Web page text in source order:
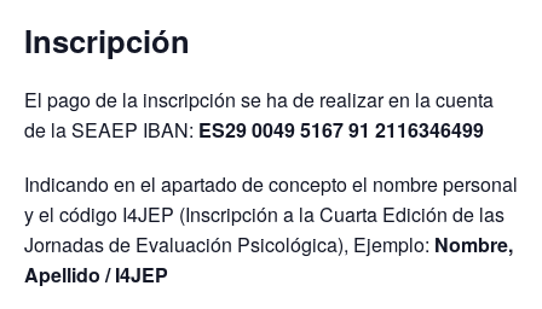
Inscripción
El pago de la inscripción se ha de realizar en la cuenta
de la SEAEP IBAN: ES29 0049 5167 91 2116346499
Indicando en el apartado de concepto el nombre personal
y el código I4JEP (Inscripción a la Cuarta Edición de las
Jornadas de Evaluación Psicológica), Ejemplo: Nombre,
Apellido / I4JEP